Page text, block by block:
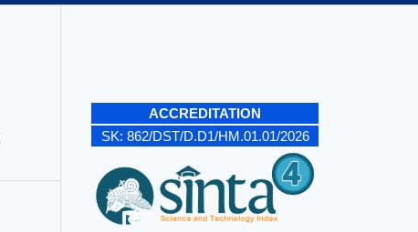
ACCREDITATION
SK: 862/DST/D.D1/HM.01.01/2026